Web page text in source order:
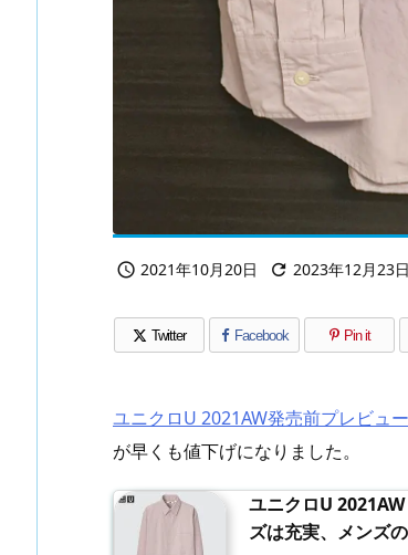
 2021年10月20日  2023年12月23日
Twitter Facebook Pin it
ユニクロU 2021AW発売前プレビュ
が早くも値下げになりました。
ユニクロU
ズは充実、メンズ